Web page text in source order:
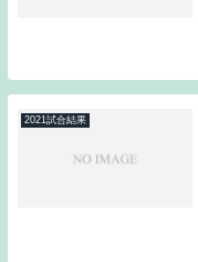
2021試合結果